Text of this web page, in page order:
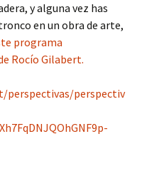
y alguna vez has
en un obra de arte,
programa
Rocío Gilabert.
perspectivas/perspectiv